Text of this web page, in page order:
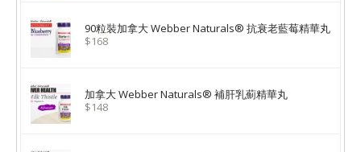
90粒裝加拿大 Webber Naturals® 抗衰老藍莓精華丸
$168
加拿大 Webber Naturals® 補肝乳薊精華丸
$148